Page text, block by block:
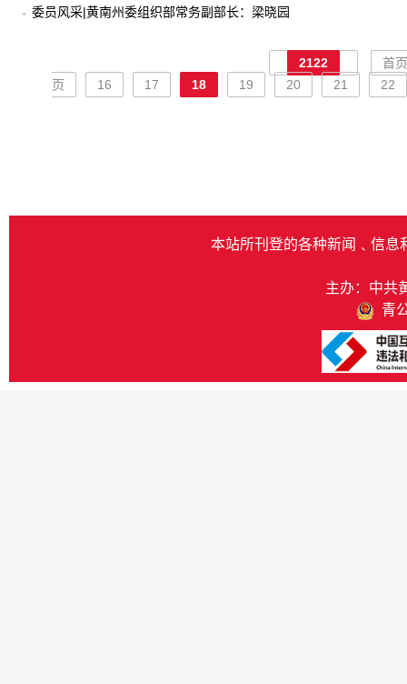
委员风采|黄南州委组织部常务副部长：梁晓园
2122
首
页
16 17 18 19 20 21 22
本站所刊登的各种新闻﹑信息
主办：中共
青